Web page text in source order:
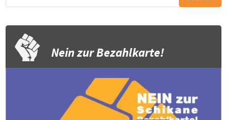
Nein zur Bezahlkarte!